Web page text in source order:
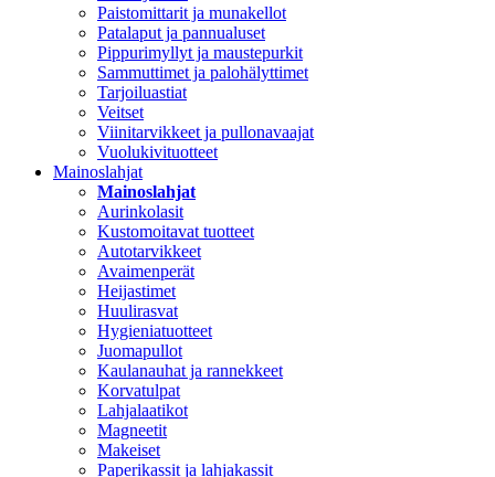
Paistomittarit ja munakellot
Patalaput ja pannualuset
Pippurimyllyt ja maustepurkit
Sammuttimet ja palohälyttimet
Tarjoiluastiat
Veitset
Viinitarvikkeet ja pullonavaajat
Vuolukivituotteet
Mainoslahjat
Mainoslahjat
Aurinkolasit
Kustomoitavat tuotteet
Autotarvikkeet
Avaimenperät
Heijastimet
Huulirasvat
Hygieniatuotteet
Juomapullot
Kaulanauhat ja rannekkeet
Korvatulpat
Lahjalaatikot
Magneetit
Makeiset
Paperikassit ja lahjakassit